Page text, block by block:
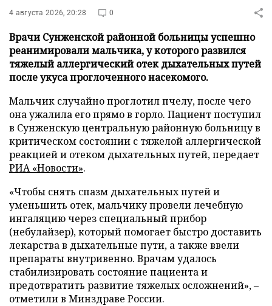
4 августа 2026, 20:28 0
Врачи Сунженской районной больницы успешно
реанимировали мальчика, у которого развился
тяжелый аллергический отек дыхательных путей
после укуса проглоченного насекомого.
Мальчик случайно проглотил пчелу, после чего
она ужалила его прямо в горло. Пациент поступил
в Сунженскую центральную районную больницу в
критическом состоянии с тяжелой аллергической
реакцией и отеком дыхательных путей, передает
РИА «Новости».
«Чтобы снять спазм дыхательных путей и
уменьшить отек, мальчику провели лечебную
ингаляцию через специальный прибор
(небулайзер), который помогает быстро доставить
лекарства в дыхательные пути, а также ввели
препараты внутривенно. Врачам удалось
стабилизировать состояние пациента и
предотвратить развитие тяжелых осложнений», –
отметили в Минздраве России.